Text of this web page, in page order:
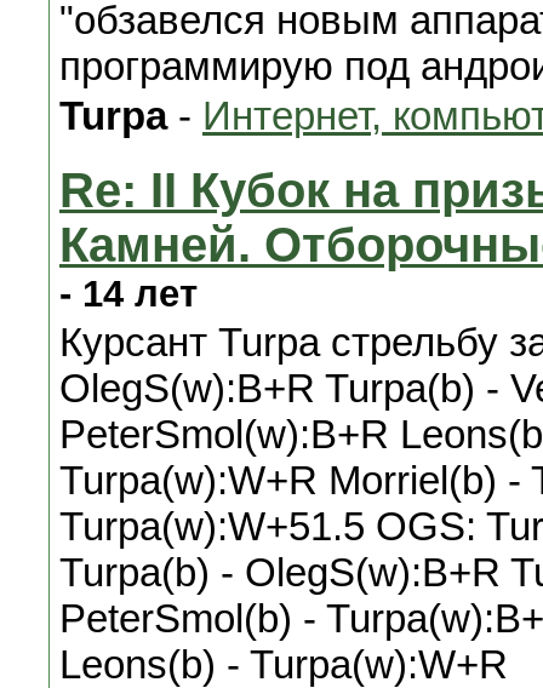
"обзавелся новым
программирую под
Turpa- Интернет,
Re: II Кубок на
Камней.
- 14 лет
Курсант Turpa стрельбу
OlegS(w):B+R Turpa(b) -
PeterSmol(w):B+R
Turpa(w):W+R Morriel(b) -
Turpa(w):W+51.5 OGS:
Turpa(b) - OlegS(w):B+R
PeterSmol(b) -
Leons(b) - Turpa(w):W+R